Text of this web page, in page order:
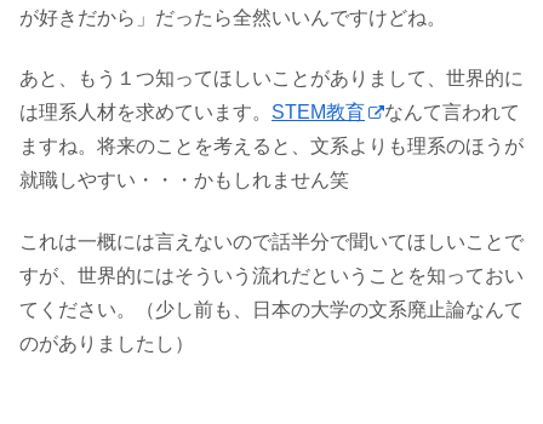
が好きだから」だったら全然いいんですけどね。
あと、もう１つ知ってほしいことがありまして、世界的に
は理系人材を求めています。 STEM教育
なんて言われて
ますね。将来のことを考えると、文系よりも理系のほうが
就職しやすい・・・かもしれません笑
これは一概には言えないので話半分で聞いてほしいことで
すが、世界的にはそういう流れだということを知っておい
てください。（少し前も、日本の大学の文系廃止論なんて
のがありましたし）